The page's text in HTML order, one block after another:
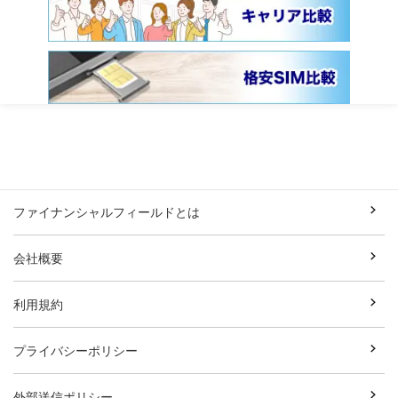
ファイナンシャルフィールドとは
会社概要
利用規約
プライバシーポリシー